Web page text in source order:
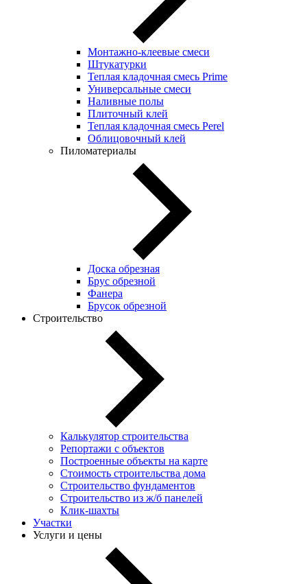
Монтажно-клеевые смеси
Штукатурки
Теплая кладочная смесь Prime
Универсальные смеси
Наливные полы
Плиточный клей
Теплая кладочная смесь Perel
Облицовочный клей
Пиломатериалы
Доска обрезная
Брус обрезной
Фанера
Брусок обрезной
Строительство
Калькулятор строительства
Репортажи с объектов
Построенные объекты на карте
Стоимость строительства дома
Строительство фундаментов
Строительство из ж/б панелей
Клик-шахты
Участки
Услуги и цены